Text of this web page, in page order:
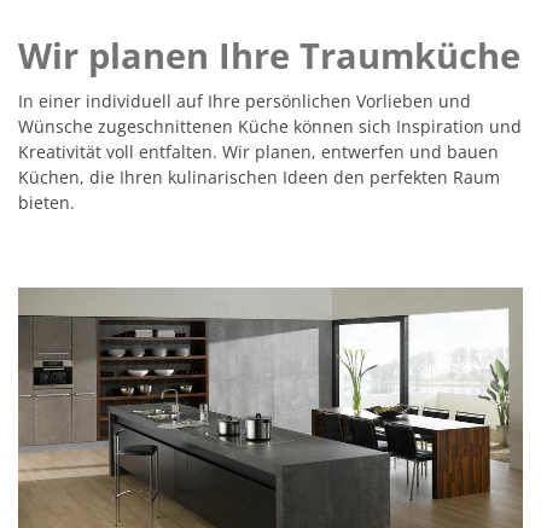
Wir planen Ihre Traumküche
In einer individuell auf Ihre persönlichen Vorlieben und
Wünsche zugeschnittenen Küche können sich Inspiration und
Kreativität voll entfalten. Wir planen, entwerfen und bauen
Küchen, die Ihren kulinarischen Ideen den perfekten Raum
bieten.